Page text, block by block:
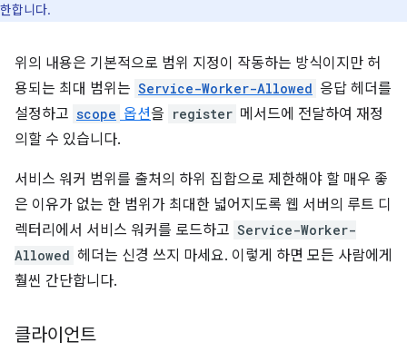
한합니다.
위의 내용은 기본적으로 범위 지정이 작동하는 방식이지만 허
용되는 최대 범위는 Service-Worker-Allowed 응답 헤더를
설정하고 scope 옵션을 register 메서드에 전달하여 재정
의할 수 있습니다.
서비스 워커 범위를 출처의 하위 집합으로 제한해야 할 매우 좋
은 이유가 없는 한 범위가 최대한 넓어지도록 웹 서버의 루트 디
렉터리에서 서비스 워커를 로드하고 Service-Worker-
Allowed 헤더는 신경 쓰지 마세요. 이렇게 하면 모든 사람에게
훨씬 간단합니다.
클라이언트